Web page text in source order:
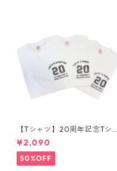
【Tシャツ】20周年記念Tシャ
ツ
¥2,090
50%OFF